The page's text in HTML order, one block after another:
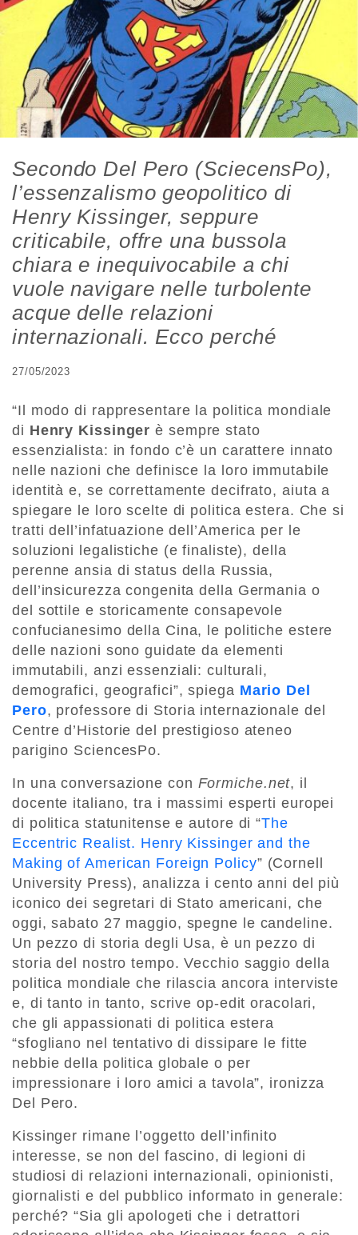
Secondo Del Pero (SciecensPo),
l’essenzalismo geopolitico di
Henry Kissinger, seppure
criticabile, offre una bussola
chiara e inequivocabile a chi
vuole navigare nelle turbolente
acque delle relazioni
internazionali. Ecco perché
27/05/2023
“Il modo di rappresentare la politica mondiale
di Henry Kissinger è sempre stato
essenzialista: in fondo c’è un carattere innato
nelle nazioni che definisce la loro immutabile
identità e, se correttamente decifrato, aiuta a
spiegare le loro scelte di politica estera. Che si
tratti dell’infatuazione dell’America per le
soluzioni legalistiche (e finaliste), della
perenne ansia di status della Russia,
dell’insicurezza congenita della Germania o
del sottile e storicamente consapevole
confucianesimo della Cina, le politiche estere
delle nazioni sono guidate da elementi
immutabili, anzi essenziali: culturali,
demografici, geografici”, spiega Mario Del
Pero, professore di Storia internazionale del
Centre d’Historie del prestigioso ateneo
parigino SciencesPo.
In una conversazione con Formiche.net, il
docente italiano, tra i massimi esperti europei
di politica statunitense e autore di“The
Eccentric Realist. Henry Kissinger and the
Making of American Foreign Policy” (Cornell
University Press), analizza i cento anni del più
iconico dei segretari di Stato americani, che
oggi, sabato 27 maggio, spegne le candeline.
Un pezzo di storia degli Usa, è un pezzo di
storia del nostro tempo. Vecchio saggio della
politica mondiale che rilascia ancora interviste
e, di tanto in tanto, scrive op-edit oracolari,
che gli appassionati di politica estera
“sfogliano nel tentativo di dissipare le fitte
nebbie della politica globale o per
impressionare i loro amici a tavola”, ironizza
Del Pero.
Kissinger rimane l’oggetto dell’infinito
interesse, se non del fascino, di legioni di
studiosi di relazioni internazionali, opinionisti,
giornalisti e del pubblico informato in generale:
perché? “Sia gli apologeti che i detrattori